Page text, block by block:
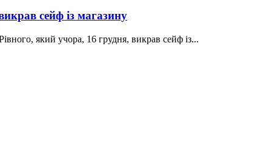
сейф із магазину
який учора, 16 грудня, викрав сейф із...